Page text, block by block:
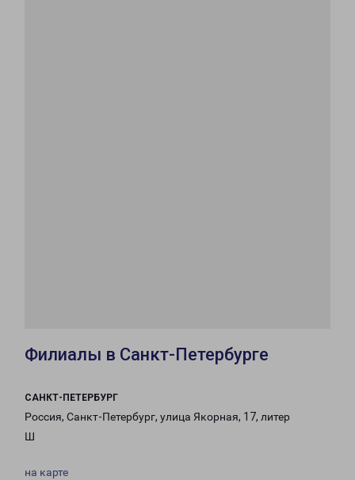
Филиалы в Санкт-Петербурге
САНКТ-ПЕТЕРБУРГ
Россия, Санкт-Петербург, улица Якорная, 17, литер
Ш
на карте